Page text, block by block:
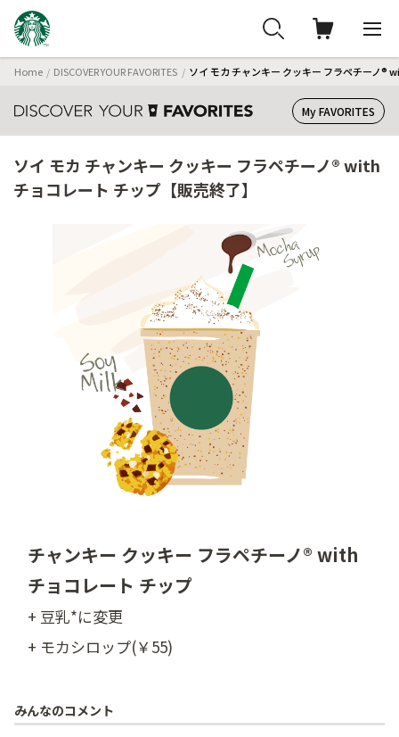
Home DISCOVER YOUR FAVORITES ソイ モカ チャンキー クッキー フラペチーノ®
My FAVORITES
ソイ モカ チャンキー クッキー フラペチーノ® with
チョコレート チップ【販売終了】
チャンキー クッキー フラペチーノ® with
チョコレート チップ
+ 豆乳*に変更
+ モカシロップ(￥55)
みんなのコメント